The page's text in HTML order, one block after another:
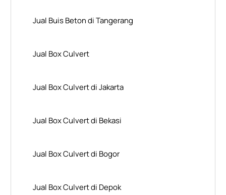
Jual Buis Beton di Tangerang
Jual Box Culvert
Jual Box Culvert di Jakarta
Jual Box Culvert di Bekasi
Jual Box Culvert di Bogor
Jual Box Culvert di Depok